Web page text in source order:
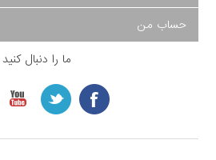
حساب من
ما را دنبال کنید